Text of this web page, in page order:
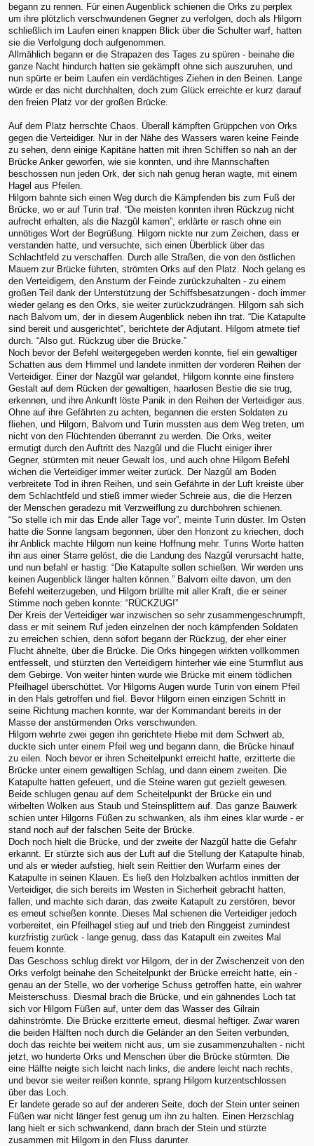
begann zu rennen. Für einen Augenblick schienen die Orks zu perplex
um ihre plötzlich verschwundenen Gegner zu verfolgen, doch als Hilgorn
schließlich im Laufen einen knappen Blick über die Schulter warf, hatten
sie die Verfolgung doch aufgenommen.
Allmählich begann er die Strapazen des Tages zu spüren - beinahe die
ganze Nacht hindurch hatten sie gekämpft ohne sich auszuruhen, und
nun spürte er beim Laufen ein verdächtiges Ziehen in den Beinen. Lange
würde er das nicht durchhalten, doch zum Glück erreichte er kurz darauf
den freien Platz vor der großen Brücke.
Auf dem Platz herrschte Chaos. Überall kämpften Grüppchen von Orks
gegen die Verteidiger. Nur in der Nähe des Wassers waren keine Feinde
zu sehen, denn einige Kapitäne hatten mit ihren Schiffen so nah an der
Brücke Anker geworfen, wie sie konnten, und ihre Mannschaften
beschossen nun jeden Ork, der sich nah genug heran wagte, mit einem
Hagel aus Pfeilen.
Hilgorn bahnte sich einen Weg durch die Kämpfenden bis zum Fuß der
Brücke, wo er auf Turin traf. “Die meisten konnten ihren Rückzug nicht
aufrecht erhalten, als die Nazgûl kamen”, erklärte er rasch ohne ein
unnötiges Wort der Begrüßung. Hilgorn nickte nur zum Zeichen, dass er
verstanden hatte, und versuchte, sich einen Überblick über das
Schlachtfeld zu verschaffen. Durch alle Straßen, die von den östlichen
Mauern zur Brücke führten, strömten Orks auf den Platz. Noch gelang es
den Verteidigern, den Ansturm der Feinde zurückzuhalten - zu einem
großen Teil dank der Unterstützung der Schiffsbesatzungen - doch immer
wieder gelang es den Orks, sie weiter zurückzudrängen. Hilgorn sah sich
nach Balvorn um, der in diesem Augenblick neben ihn trat. “Die Katapulte
sind bereit und ausgerichtet”, berichtete der Adjutant. Hilgorn atmete tief
durch. “Also gut. Rückzug über die Brücke.”
Noch bevor der Befehl weitergegeben werden konnte, fiel ein gewaltiger
Schatten aus dem Himmel und landete inmitten der vorderen Reihen der
Verteidiger. Einer der Nazgûl war gelandet, Hilgorn konnte eine finstere
Gestalt auf dem Rücken der gewaltigen, haarlosen Bestie die sie trug,
erkennen, und ihre Ankunft löste Panik in den Reihen der Verteidiger aus.
Ohne auf ihre Gefährten zu achten, begannen die ersten Soldaten zu
fliehen, und Hilgorn, Balvorn und Turin mussten aus dem Weg treten, um
nicht von den Flüchtenden überrannt zu werden. Die Orks, weiter
ermutigt durch den Auftritt des Nazgûl und die Flucht einiger ihrer
Gegner, stürmten mit neuer Gewalt los, und auch ohne Hilgorn Befehl
wichen die Verteidiger immer weiter zurück. Der Nazgûl am Boden
verbreitete Tod in ihren Reihen, und sein Gefährte in der Luft kreiste über
dem Schlachtfeld und stieß immer wieder Schreie aus, die die Herzen
der Menschen geradezu mit Verzweiflung zu durchbohren schienen.
“So stelle ich mir das Ende aller Tage vor”, meinte Turin düster. Im Osten
hatte die Sonne langsam begonnen, über den Horizont zu kriechen, doch
ihr Anblick machte Hilgorn nun keine Hoffnung mehr. Turins Worte hatten
ihn aus einer Starre gelöst, die die Landung des Nazgûl verursacht hatte,
und nun befahl er hastig: “Die Katapulte sollen schießen. Wir werden uns
keinen Augenblick länger halten können.” Balvorn eilte davon, um den
Befehl weiterzugeben, und Hilgorn brüllte mit aller Kraft, die er seiner
Stimme noch geben konnte: “RÜCKZUG!”
Der Kreis der Verteidiger war inzwischen so sehr zusammengeschrumpft,
dass er mit seinem Ruf jeden einzelnen der noch kämpfenden Soldaten
zu erreichen schien, denn sofort begann der Rückzug, der eher einer
Flucht ähnelte, über die Brücke. Die Orks hingegen wirkten vollkommen
entfesselt, und stürzten den Verteidigern hinterher wie eine Sturmflut aus
dem Gebirge. Von weiter hinten wurde wie Brücke mit einem tödlichen
Pfeilhagel überschüttet. Vor Hilgorns Augen wurde Turin von einem Pfeil
in den Hals getroffen und fiel. Bevor Hilgorn einen einzigen Schritt in
seine Richtung machen konnte, war der Kommandant bereits in der
Masse der anstürmenden Orks verschwunden.
Hilgorn wehrte zwei gegen ihn gerichtete Hiebe mit dem Schwert ab,
duckte sich unter einem Pfeil weg und begann dann, die Brücke hinauf
zu eilen. Noch bevor er ihren Scheitelpunkt erreicht hatte, erzitterte die
Brücke unter einem gewaltigen Schlag, und dann einem zweiten. Die
Katapulte hatten gefeuert, und die Steine waren gut gezielt gewesen.
Beide schlugen genau auf dem Scheitelpunkt der Brücke ein und
wirbelten Wolken aus Staub und Steinsplittern auf. Das ganze Bauwerk
schien unter Hilgorns Füßen zu schwanken, als ihm eines klar wurde - er
stand noch auf der falschen Seite der Brücke.
Doch noch hielt die Brücke, und der zweite der Nazgûl hatte die Gefahr
erkannt. Er stürzte sich aus der Luft auf die Stellung der Katapulte hinab,
und als er wieder aufstieg, hielt sein Reittier den Wurfarm eines der
Katapulte in seinen Klauen. Es ließ den Holzbalken achtlos inmitten der
Verteidiger, die sich bereits im Westen in Sicherheit gebracht hatten,
fallen, und machte sich daran, das zweite Katapult zu zerstören, bevor
es erneut schießen konnte. Dieses Mal schienen die Verteidiger jedoch
vorbereitet, ein Pfeilhagel stieg auf und trieb den Ringgeist zumindest
kurzfristig zurück - lange genug, dass das Katapult ein zweites Mal
feuern konnte.
Das Geschoss schlug direkt vor Hilgorn, der in der Zwischenzeit von den
Orks verfolgt beinahe den Scheitelpunkt der Brücke erreicht hatte, ein -
genau an der Stelle, wo der vorherige Schuss getroffen hatte, ein wahrer
Meisterschuss. Diesmal brach die Brücke, und ein gähnendes Loch tat
sich vor Hilgorn Füßen auf, unter dem das Wasser des Gilrain
dahinströmte. Die Brücke erzitterte erneut, diesmal heftiger. Zwar waren
die beiden Hälften noch durch die Geländer an den Seiten verbunden,
doch das reichte bei weitem nicht aus, um sie zusammenzuhalten - nicht
jetzt, wo hunderte Orks und Menschen über die Brücke stürmten. Die
eine Hälfte neigte sich leicht nach links, die andere leicht nach rechts,
und bevor sie weiter reißen konnte, sprang Hilgorn kurzentschlossen
über das Loch.
Er landete gerade so auf der anderen Seite, doch der Stein unter seinen
Füßen war nicht länger fest genug um ihn zu halten. Einen Herzschlag
lang hielt er sich schwankend, dann brach der Stein und stürzte
zusammen mit Hilgorn in den Fluss darunter.